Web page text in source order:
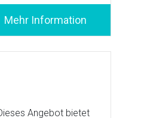
Angebot bietet